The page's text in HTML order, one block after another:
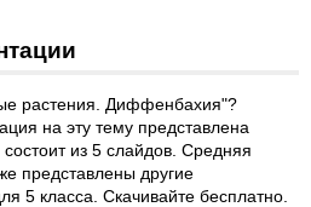
растения. Диффенбахия"?
на эту тему представлена
из 5 слайдов. Средняя
представлены другие
5 класса. Скачивайте бесплатно.